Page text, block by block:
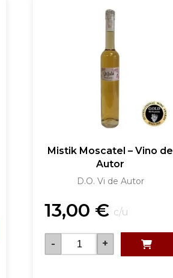
Mistik Moscatel – Vino de
Autor
D.O. Vi de Autor
13,00 € c/u
- +